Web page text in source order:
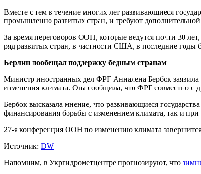
Вместе с тем в течение многих лет развивающиеся
промышленно развитых стран, и требуют
За время переговоров ООН, которые ведутся почти 30
ряд развитых стран, в частности США, в последние
Берлин пообещал поддержку бедным странам
Министр иностранных дел ФРГ Анналена Бербок
изменения климата. Она сообщила, что ФРГ совместно с
Бербок высказала мнение, что развивающиеся
финансирования борьбы с изменением климата, так и
27-я конференция ООН по изменению климата
Источник: DW
Напомним, в Укргидрометцентре прогнозируют, что